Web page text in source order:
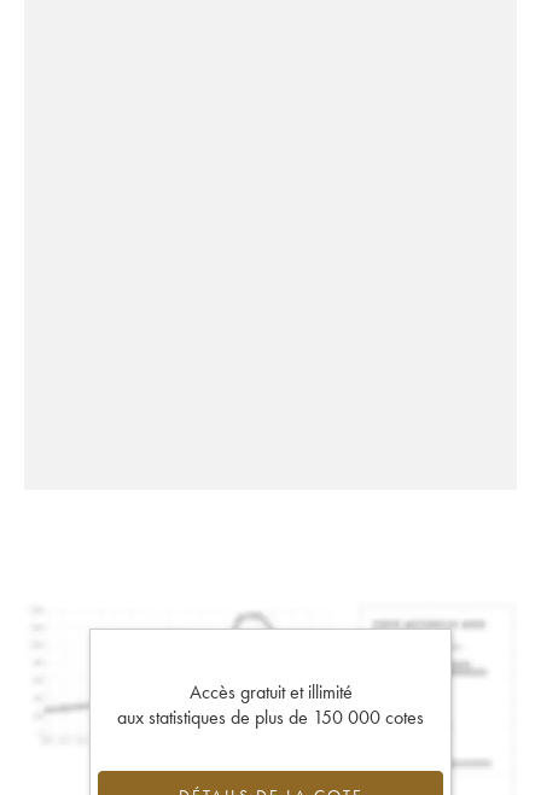
Accès gratuit et illimité
aux statistiques de plus de 150 000 cotes